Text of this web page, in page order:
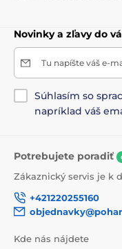
Novinky a zľavy do
Tu napíšte váš e-
Súhlasím so
napríklad váš
Potrebujete poradiť
Zákaznický servis je k
+421220255160
Kde nás nájdete